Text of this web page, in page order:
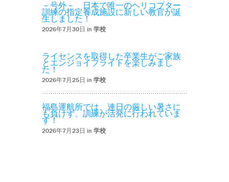
－号外－ 日本で唯一のヘリコプター
訓練の指定養成施設に新しい教官が誕
生しました！
2026年7月30日 in 学校
ライセンスを取得した卒業生がご家族
とエンジョイフライトを楽しみまし
た！
2026年7月25日 in 学校
福島運航所では、連日の厳しい暑さに
も負けず、訓練が活発に行われていま
す！
2026年7月23日 in 学校